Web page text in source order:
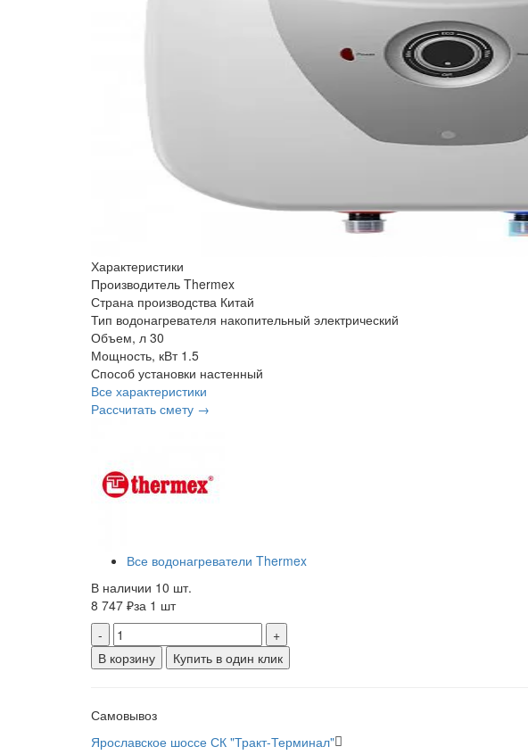
Характеристики
Производитель Thermex
Страна производства Китай
Тип водонагревателя накопительный электрический
Объем, л 30
Мощность, кВт 1.5
Способ установки настенный
Все характеристики
Рассчитать смету →
Все водонагреватели Thermex
В наличии 10 шт.
8 747 ₽за 1 шт
-
+
В корзину
Купить в один клик
Самовывоз
Ярославское шоссе СК "Тракт-Терминал"